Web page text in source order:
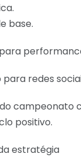
base.
redes
positivo.
estratégia